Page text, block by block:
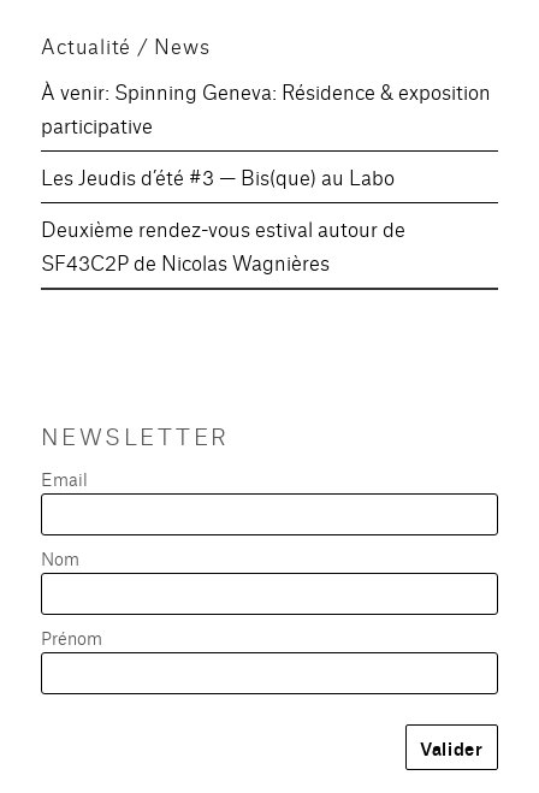
Actualité / News
À venir: Spinning Geneva: Résidence & exposition
participative
Les Jeudis d’été #3 — Bis(que) au Labo
Deuxième rendez-vous estival autour de
SF43C2P de Nicolas Wagnières
NEWSLETTER
Email
Nom
Prénom